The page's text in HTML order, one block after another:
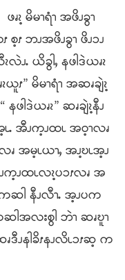
မိမၫရံၫ အဖိၪခွၫ
ၭ ဘၪအဖိၪခွၫ ဖိၪၥၪ
လဲၪႉ ယိခွါႇ နဖါဒဲယၧၩ
ယူၭ” မိမၫရံၫ အဆၧချဲၩ့
ဒဲယၧၩ” ဆၧချဲၩ့နီၪ
ၬႉ အီၪက့ၪထၬ အဝ့ၫလၧ
အမ့ၬယၫႇ အၪ့ဎၬအ့ၪ
ၪက့ၪထၬလၩ့ပၥၭလၧ အ
ဆါ နီၪလီၫႉ အ့ၪပက
ါအလးစွါ ဘဲၫ ဆၧဎူၫ
ၪနါခိၭနၪလိၬၥၭဆ့ က